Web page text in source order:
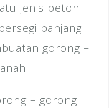
jenis beton
panjang
gorong –
– gorong